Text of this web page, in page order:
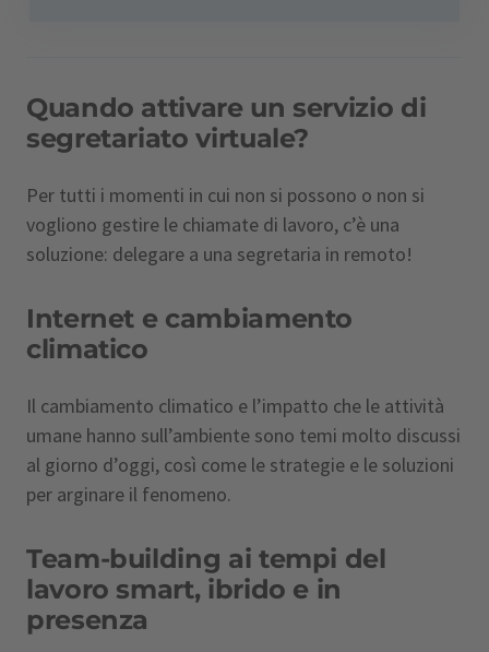
Quando attivare un servizio di
segretariato virtuale?
Per tutti i momenti in cui non si possono o non si
vogliono gestire le chiamate di lavoro, c’è una
soluzione: delegare a una segretaria in remoto!
Internet e cambiamento
climatico
Il cambiamento climatico e l’impatto che le attività
umane hanno sull’ambiente sono temi molto discussi
al giorno d’oggi, così come le strategie e le soluzioni
per arginare il fenomeno.
Team-building ai tempi del
lavoro smart, ibrido e in
presenza